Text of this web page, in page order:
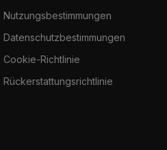
Nutzungsbestimmungen
Datenschutzbestimmungen
Cookie-Richtlinie
Rückerstattungsrichtlinie